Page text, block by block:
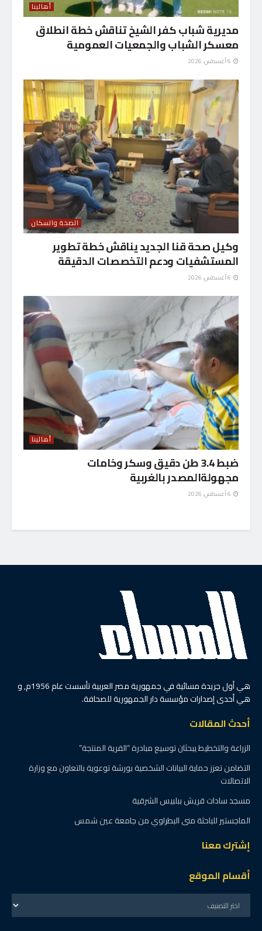
أهالينا
مديرية شباب كفر الشيخ تناقش خطة انطلاق
معسكر الشباب والجمعيات العمومية
الصحة والسكان
وكيل صحة قنا الجديد يناقش خطة تطوير
المستشفيات ودعم التخصصات الدقيقة
أهالينا
ضبط 3.4 طن دقيق وسكر وخامات
مجهولةالمصدر بالغربية
هي أول جريدة مسائية في جمهورية مصر العربية تأسست عام 1956م, و
هي أحدى إصدارات مؤسسة دار الجمهورية للصحافة.
أحدث المقالات
الزراعة والتخطيط يبحثان توسيع مبادرة “القرية المنتجة”
التضامن تعزز حماية البيانات الشخصية بورشة توعوية بالتعاون مع وزارة
الاتصالات
مسجد سادات قريش ببلبيس الشرقية
الماجستير للباحثة منى البطراوي من جامعة عين شمس
إشترك معنا
أقسام الموقع